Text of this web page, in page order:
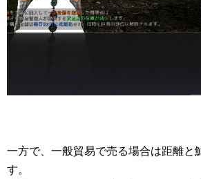
一方で、一般貿易で売る場合は距離と
す。